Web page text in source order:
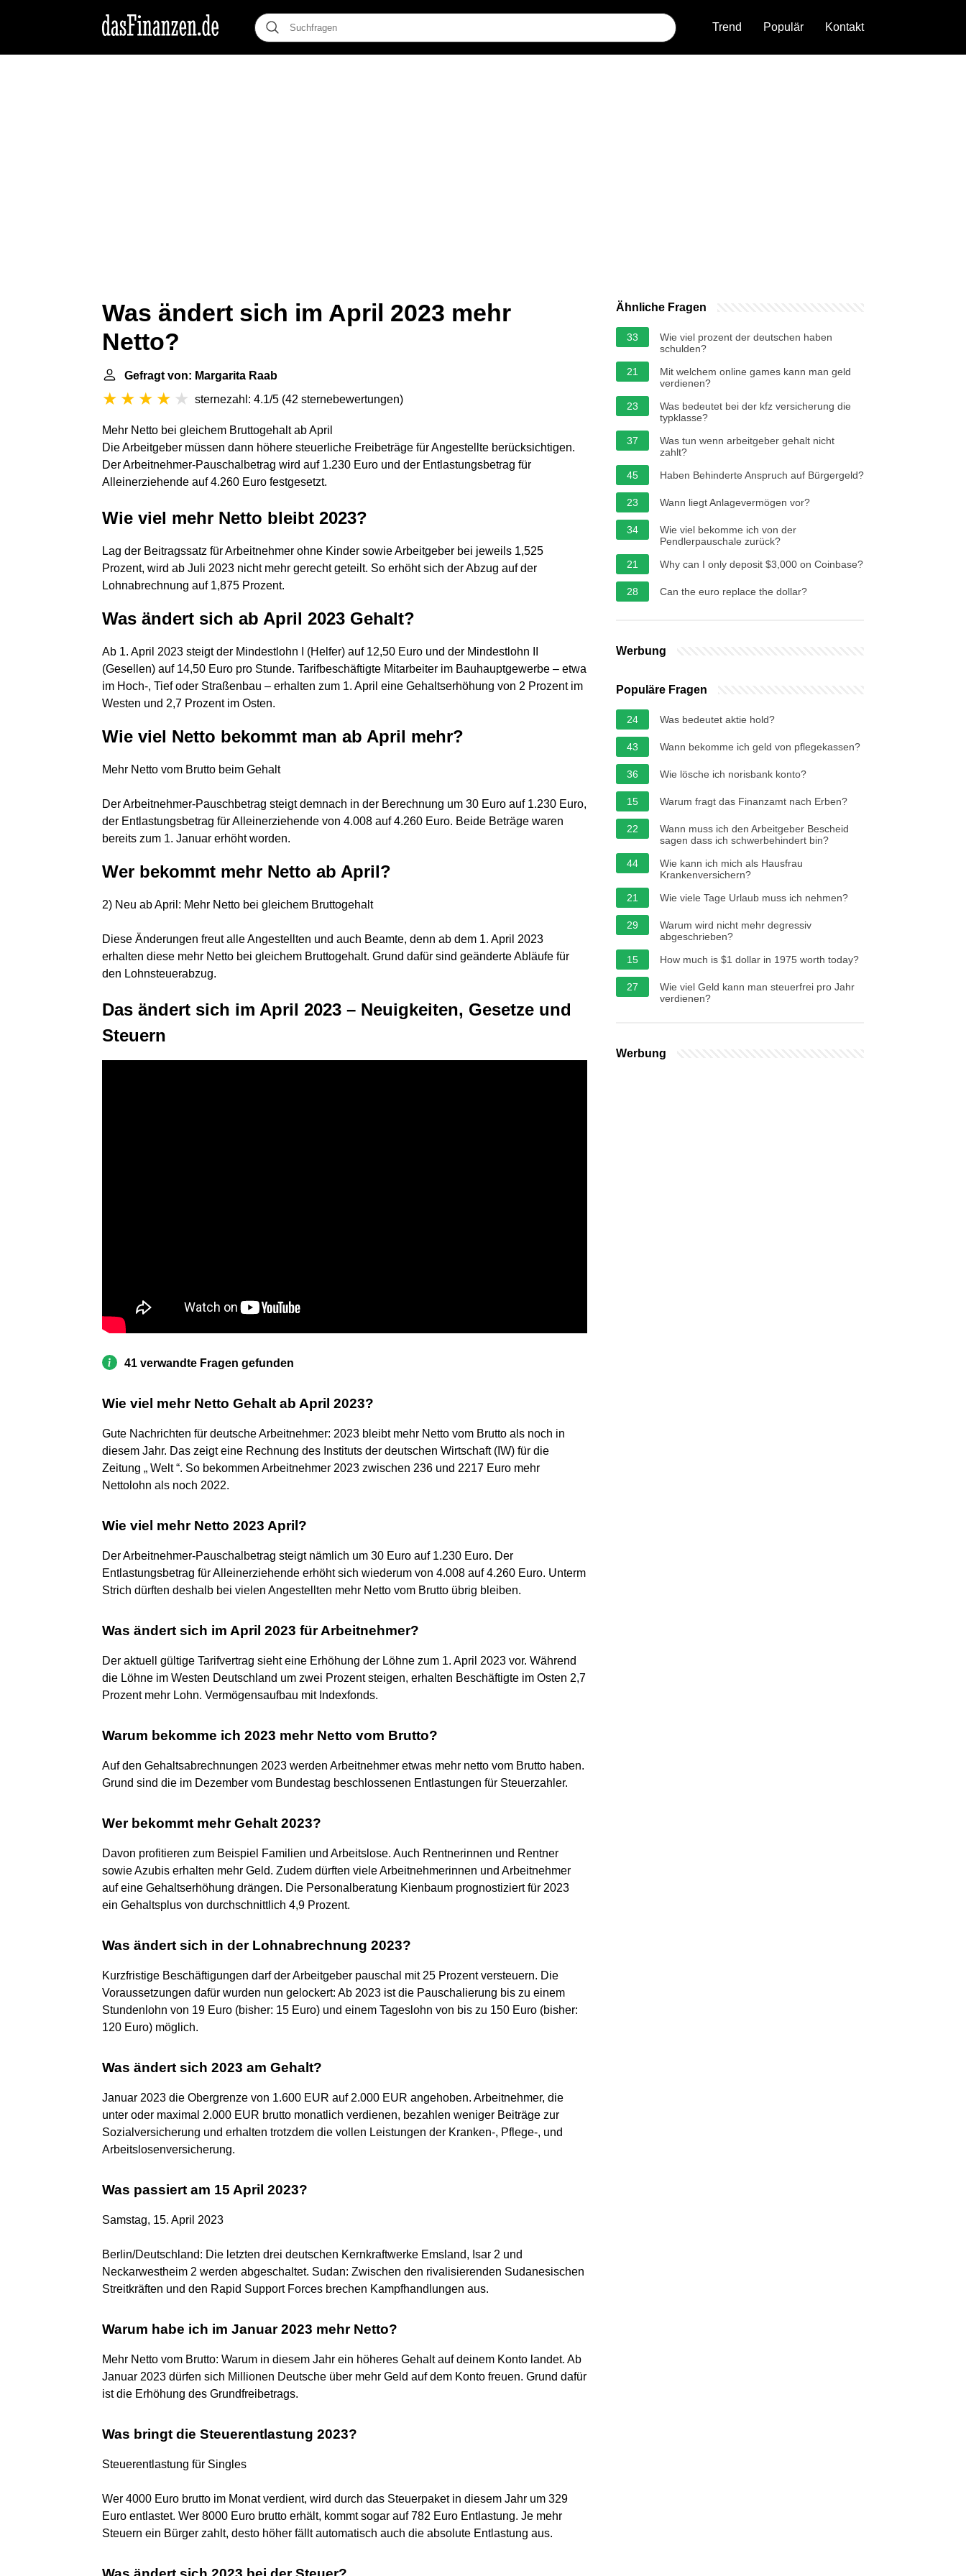
Trend Populär Kontakt
Was ändert sich im April 2023 mehr
Netto?
Gefragt von: Margarita Raab
sternezahl: 4.1/5 (42 sternebewertungen)
Mehr Netto bei gleichem Bruttogehalt ab April
Die Arbeitgeber müssen dann höhere steuerliche Freibeträge für Angestellte berücksichtigen.
Der Arbeitnehmer-Pauschalbetrag wird auf 1.230 Euro und der Entlastungsbetrag für
Alleinerziehende auf 4.260 Euro festgesetzt.
Wie viel mehr Netto bleibt 2023?
Lag der Beitragssatz für Arbeitnehmer ohne Kinder sowie Arbeitgeber bei jeweils 1,525
Prozent, wird ab Juli 2023 nicht mehr gerecht geteilt. So erhöht sich der Abzug auf der
Lohnabrechnung auf 1,875 Prozent.
Was ändert sich ab April 2023 Gehalt?
Ab 1. April 2023 steigt der Mindestlohn I (Helfer) auf 12,50 Euro und der Mindestlohn II
(Gesellen) auf 14,50 Euro pro Stunde. Tarifbeschäftigte Mitarbeiter im Bauhauptgewerbe – etwa
im Hoch-, Tief oder Straßenbau – erhalten zum 1. April eine Gehaltserhöhung von 2 Prozent im
Westen und 2,7 Prozent im Osten.
Wie viel Netto bekommt man ab April mehr?
Mehr Netto vom Brutto beim Gehalt
Der Arbeitnehmer-Pauschbetrag steigt demnach in der Berechnung um 30 Euro auf 1.230 Euro,
der Entlastungsbetrag für Alleinerziehende von 4.008 auf 4.260 Euro. Beide Beträge waren
bereits zum 1. Januar erhöht worden.
Wer bekommt mehr Netto ab April?
2) Neu ab April: Mehr Netto bei gleichem Bruttogehalt
Diese Änderungen freut alle Angestellten und auch Beamte, denn ab dem 1. April 2023
erhalten diese mehr Netto bei gleichem Bruttogehalt. Grund dafür sind geänderte Abläufe für
den Lohnsteuerabzug.
Das ändert sich im April 2023 – Neuigkeiten, Gesetze und
Steuern
41 verwandte Fragen gefunden
Wie viel mehr Netto Gehalt ab April 2023?
Gute Nachrichten für deutsche Arbeitnehmer: 2023 bleibt mehr Netto vom Brutto als noch in
diesem Jahr. Das zeigt eine Rechnung des Instituts der deutschen Wirtschaft (IW) für die
Zeitung „ Welt “. So bekommen Arbeitnehmer 2023 zwischen 236 und 2217 Euro mehr
Nettolohn als noch 2022.
Wie viel mehr Netto 2023 April?
Der Arbeitnehmer-Pauschalbetrag steigt nämlich um 30 Euro auf 1.230 Euro. Der
Entlastungsbetrag für Alleinerziehende erhöht sich wiederum von 4.008 auf 4.260 Euro. Unterm
Strich dürften deshalb bei vielen Angestellten mehr Netto vom Brutto übrig bleiben.
Was ändert sich im April 2023 für Arbeitnehmer?
Der aktuell gültige Tarifvertrag sieht eine Erhöhung der Löhne zum 1. April 2023 vor. Während
die Löhne im Westen Deutschland um zwei Prozent steigen, erhalten Beschäftigte im Osten 2,7
Prozent mehr Lohn. Vermögensaufbau mit Indexfonds.
Warum bekomme ich 2023 mehr Netto vom Brutto?
Auf den Gehaltsabrechnungen 2023 werden Arbeitnehmer etwas mehr netto vom Brutto haben.
Grund sind die im Dezember vom Bundestag beschlossenen Entlastungen für Steuerzahler.
Wer bekommt mehr Gehalt 2023?
Davon profitieren zum Beispiel Familien und Arbeitslose. Auch Rentnerinnen und Rentner
sowie Azubis erhalten mehr Geld. Zudem dürften viele Arbeitnehmerinnen und Arbeitnehmer
auf eine Gehaltserhöhung drängen. Die Personalberatung Kienbaum prognostiziert für 2023
ein Gehaltsplus von durchschnittlich 4,9 Prozent.
Was ändert sich in der Lohnabrechnung 2023?
Kurzfristige Beschäftigungen darf der Arbeitgeber pauschal mit 25 Prozent versteuern. Die
Voraussetzungen dafür wurden nun gelockert: Ab 2023 ist die Pauschalierung bis zu einem
Stundenlohn von 19 Euro (bisher: 15 Euro) und einem Tageslohn von bis zu 150 Euro (bisher:
120 Euro) möglich.
Was ändert sich 2023 am Gehalt?
Januar 2023 die Obergrenze von 1.600 EUR auf 2.000 EUR angehoben. Arbeitnehmer, die
unter oder maximal 2.000 EUR brutto monatlich verdienen, bezahlen weniger Beiträge zur
Sozialversicherung und erhalten trotzdem die vollen Leistungen der Kranken-, Pflege-, und
Arbeitslosenversicherung.
Was passiert am 15 April 2023?
Samstag, 15. April 2023
Berlin/Deutschland: Die letzten drei deutschen Kernkraftwerke Emsland, Isar 2 und
Neckarwestheim 2 werden abgeschaltet. Sudan: Zwischen den rivalisierenden Sudanesischen
Streitkräften und den Rapid Support Forces brechen Kampfhandlungen aus.
Warum habe ich im Januar 2023 mehr Netto?
Mehr Netto vom Brutto: Warum in diesem Jahr ein höheres Gehalt auf deinem Konto landet. Ab
Januar 2023 dürfen sich Millionen Deutsche über mehr Geld auf dem Konto freuen. Grund dafür
ist die Erhöhung des Grundfreibetrags.
Was bringt die Steuerentlastung 2023?
Steuerentlastung für Singles
Wer 4000 Euro brutto im Monat verdient, wird durch das Steuerpaket in diesem Jahr um 329
Euro entlastet. Wer 8000 Euro brutto erhält, kommt sogar auf 782 Euro Entlastung. Je mehr
Steuern ein Bürger zahlt, desto höher fällt automatisch auch die absolute Entlastung aus.
Ähnliche Fragen
33
Wie viel prozent der deutschen haben
schulden?
21
Mit welchem online games kann man geld
verdienen?
23
Was bedeutet bei der kfz versicherung die
typklasse?
37
Was tun wenn arbeitgeber gehalt nicht
zahlt?
45
Haben Behinderte Anspruch auf Bürgergeld?
23 Wann liegt Anlagevermögen vor?
34
Wie viel bekomme ich von der
Pendlerpauschale zurück?
21
Why can I only deposit $3,000 on Coinbase?
28 Can the euro replace the dollar?
Werbung
Populäre Fragen
24 Was bedeutet aktie hold?
43 Wann bekomme ich geld von pflegekassen?
36 Wie lösche ich norisbank konto?
15 Warum fragt das Finanzamt nach Erben?
22
Wann muss ich den Arbeitgeber Bescheid
sagen dass ich schwerbehindert bin?
44
Wie kann ich mich als Hausfrau
Krankenversichern?
21
Wie viele Tage Urlaub muss ich nehmen?
29
Warum wird nicht mehr degressiv
abgeschrieben?
15
How much is $1 dollar in 1975 worth today?
27
Wie viel Geld kann man steuerfrei pro Jahr
verdienen?
Werbung